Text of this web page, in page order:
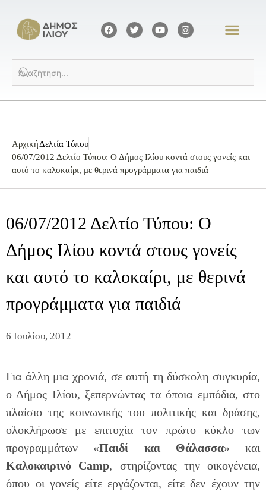
ΑρχικήΔελτία Τύπου
06/07/2012 Δελτίο Τύπου: Ο Δήμος Ιλίου κοντά στους γονείς και
αυτό το καλοκαίρι, με θερινά προγράμματα για παιδιά
06/07/2012 Δελτίο Τύπου: Ο
Δήμος Ιλίου κοντά στους γονείς
και αυτό το καλοκαίρι, με θερινά
προγράμματα για παιδιά
6 Ιουλίου, 2012
Για άλλη μια χρονιά, σε αυτή τη δύσκολη συγκυρία,
ο Δήμος Ιλίου, ξεπερνώντας τα όποια εμπόδια, στο
πλαίσιο της κοινωνικής του πολιτικής και δράσης,
ολοκλήρωσε με επιτυχία τον πρώτο κύκλο των
προγραμμάτων «Παιδί και Θάλασσα» και
Καλοκαιρινό Camp, στηρίζοντας την οικογένεια,
όπου οι γονείς είτε εργάζονται, είτε δεν έχουν την